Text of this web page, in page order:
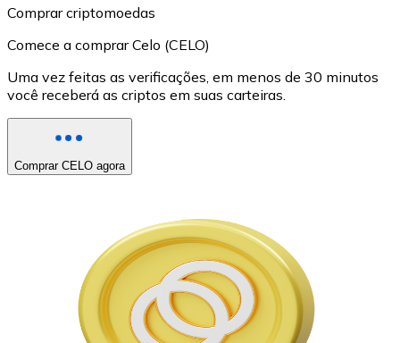
Comprar criptomoedas
Comece a comprar Celo (CELO)
Uma vez feitas as verificações, em menos de 30 minutos
você receberá as criptos em suas carteiras.
Comprar CELO agora